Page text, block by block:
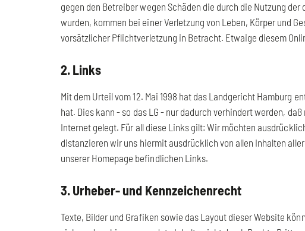
gegen den Betreiber wegen Schäden die durch die Nutzung
wurden, kommen bei einer Verletzung von Leben, Körper und
vorsätzlicher Pflichtverletzung in Betracht. Etwaige diesem
2. Links
Mit dem Urteil vom 12. Mai 1998 hat das Landgericht Hamburg
hat. Dies kann - so das LG - nur dadurch verhindert werden,
Internet gelegt. Für all diese Links gilt: Wir möchten
distanzieren wir uns hiermit ausdrücklich von allen Inhalten
unserer Homepage befindlichen Links.
3. Urheber- und Kennzeichenrecht
Texte, Bilder und Grafiken sowie das Layout dieser Website